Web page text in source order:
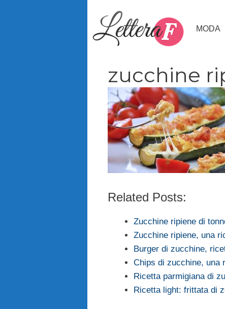
MODA
zucchine
Related Posts:
Zucchine ripiene di
Zucchine ripiene, una
Burger di zucchine,
Chips di zucchine, una
Ricetta parmigiana di
Ricetta light: frittata di